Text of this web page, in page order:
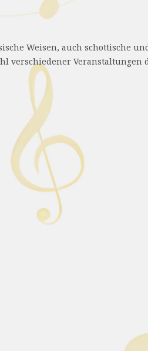
Weisen, auch schottische
verschiedener Veranstaltungen